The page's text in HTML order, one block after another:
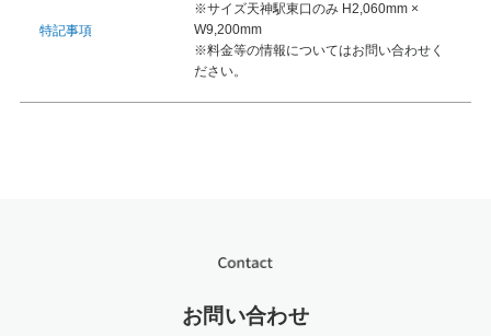
特記事項
※サイズ天神駅東口のみ H2,060mm ×
W9,200mm
※料金等の情報についてはお問い合わせく
ださい。
お問い合わせ